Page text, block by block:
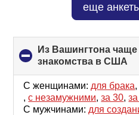
еще
Из Вашингтона
знакомства в США
to
С женщинами: для брака,
,с незамужними,за 30,
С мужчинами: для